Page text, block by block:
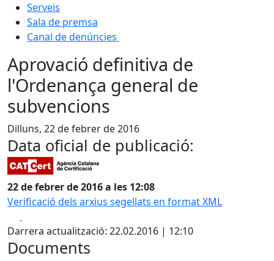
Serveis
Sala de premsa
Canal de denúncies
Aprovació definitiva de
l'Ordenança general de
subvencions
Dilluns, 22 de febrer de 2016
Data oficial de publicació:
22 de febrer de 2016 a les 12:08
Verificació dels arxius segellats en format XML
Darrera actualització: 22.02.2016 | 12:10
Documents